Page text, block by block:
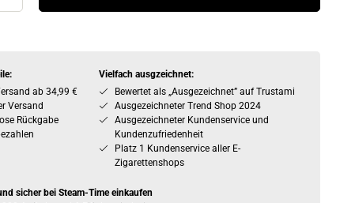
ab 34,99 €
Versand
Rückgabe
Vielfach ausgzeichnet:
Bewertet als „Ausgezeichnet” auf Trustami
Ausgezeichneter Trend Shop 2024
Ausgezeichneter Kundenservice und
Kundenzufriedenheit
Platz 1 Kundenservice aller E-
Zigarettenshops
sicher bei Steam-Time einkaufen